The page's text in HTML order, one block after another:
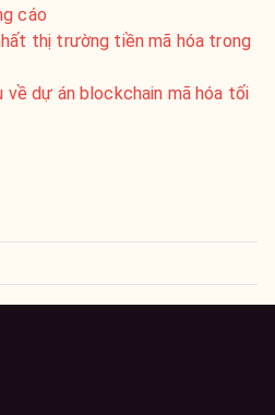
cáo
thị trường tiền mã hóa trong
về dự án blockchain mã hóa tối